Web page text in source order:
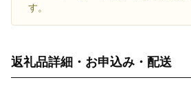
す。
返礼品詳細・お申込み・配送